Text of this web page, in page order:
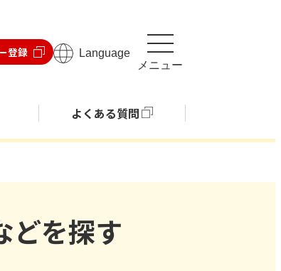
登録
Language
メニュー
よくある質問
どを探す